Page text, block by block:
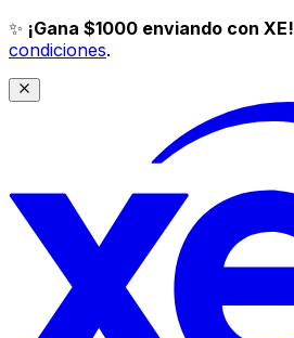
✨ ¡Gana $1000 enviando con XE!
condiciones.